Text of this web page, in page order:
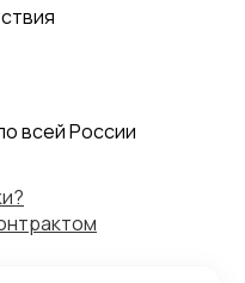
всей России